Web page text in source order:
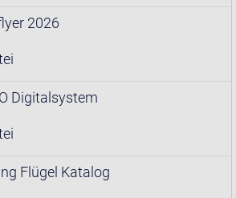
2026
Digitalsystem
Flügel Katalog